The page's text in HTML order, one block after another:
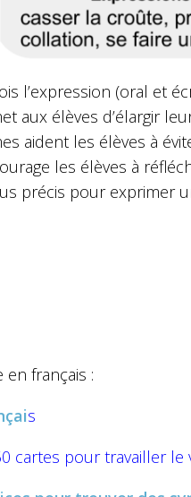
l’expression (oral et
aux élèves d’élargir
aident les élèves à
les élèves à
précis pour exprimer
français :
s
cartes pour travailler le